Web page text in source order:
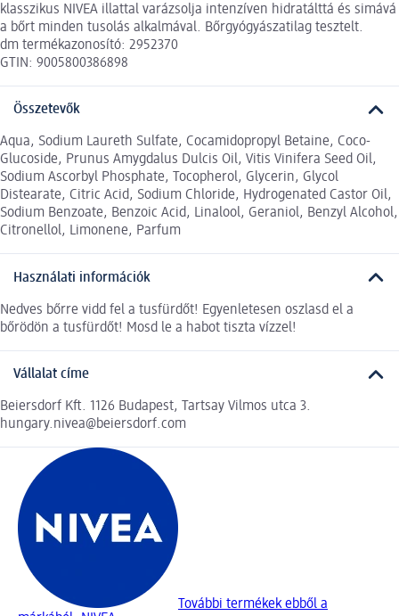
klasszikus NIVEA illattal varázsolja intenzíven hidratálttá és simává
a bőrt minden tusolás alkalmával. Bőrgyógyászatilag tesztelt.
dm termékazonosító: 2952370
GTIN: 9005800386898
Összetevők
Aqua, Sodium Laureth Sulfate, Cocamidopropyl Betaine, Coco-
Glucoside, Prunus Amygdalus Dulcis Oil, Vitis Vinifera Seed Oil,
Sodium Ascorbyl Phosphate, Tocopherol, Glycerin, Glycol
Distearate, Citric Acid, Sodium Chloride, Hydrogenated Castor Oil,
Sodium Benzoate, Benzoic Acid, Linalool, Geraniol, Benzyl Alcohol,
Citronellol, Limonene, Parfum
Használati információk
Nedves bőrre vidd fel a tusfürdőt! Egyenletesen oszlasd el a
bőrödön a tusfürdőt! Mosd le a habot tiszta vízzel!
Vállalat címe
Beiersdorf Kft. 1126 Budapest, Tartsay Vilmos utca 3.
hungary.nivea@beiersdorf.com
További termékek ebből a